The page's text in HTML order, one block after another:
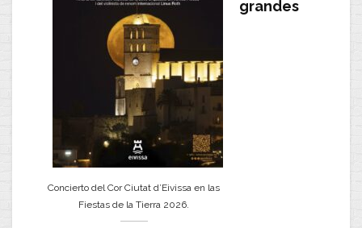
Concierto del Cor Ciutat d’Eivissa en las
Fiestas de la Tierra 2026.
grandes